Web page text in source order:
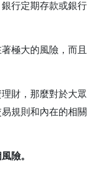
行定期存款或銀行
極大的風險，而且
財，那麼對於大眾
規則和內在的相關
險。